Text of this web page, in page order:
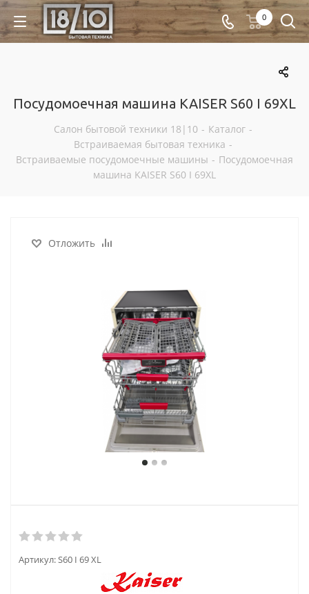
0
Посудомоечная машина KAISER S60 I 69XL
Салон бытовой техники 18|10 - Каталог -
Встраиваемая бытовая техника -
Встраиваемые посудомоечные машины - Посудомоечная
машина KAISER S60 I 69XL
Отложить
Артикул:S60 I 69 XL